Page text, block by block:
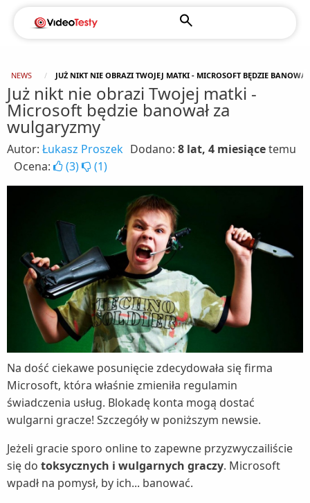
NEWS JUŻ NIKT NIE OBRAZI TWOJEJ MATKI - MICROSOFT BĘDZIE
Już nikt nie obrazi Twojej matki -
Microsoft będzie banował za
wulgaryzmy
Autor: Łukasz Proszek Dodano: 8 lat, 4 miesiącetemu
Ocena:
(3) (1)
Na dość ciekawe posunięcie zdecydowała się firma
Microsoft, która właśnie zmieniła regulamin
świadczenia usług. Blokadę konta mogą dostać
wulgarni gracze! Szczegóły w poniższym newsie.
Jeżeli gracie sporo online to zapewne przyzwyczailiście
się do toksycznych i wulgarnych graczy. Microsoft
wpadł na pomysł, by ich... banować.